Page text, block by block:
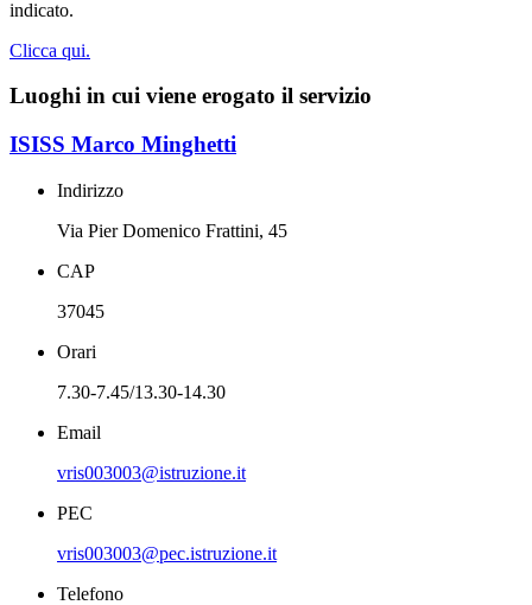
indicato.
Clicca qui.
Luoghi in cui viene erogato il servizio
ISISS Marco Minghetti
Indirizzo
Via Pier Domenico Frattini, 45
CAP
37045
Orari
7.30-7.45/13.30-14.30
Email
vris003003@istruzione.it
PEC
vris003003@pec.istruzione.it
Telefono